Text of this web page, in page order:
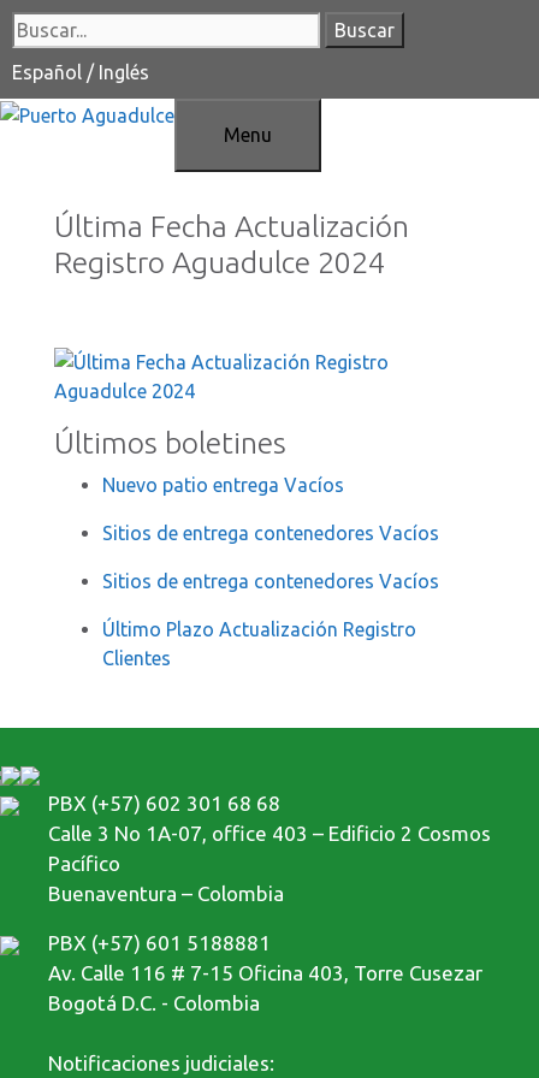
Saltar
al
contenido
Buscar:
Español / Inglés
Menu
Última Fecha Actualización
Registro Aguadulce 2024
Últimos boletines
Nuevo patio entrega Vacíos
Sitios de entrega contenedores Vacíos
Sitios de entrega contenedores Vacíos
Último Plazo Actualización Registro
Clientes
PBX (+57) 602 301 68 68
Calle 3 No 1A-07, office 403 – Edificio 2 Cosmos
Pacífico
Buenaventura – Colombia
PBX (+57) 601 5188881
Av. Calle 116 # 7-15 Oficina 403, Torre Cusezar
Bogotá D.C. - Colombia
Notificaciones judiciales: